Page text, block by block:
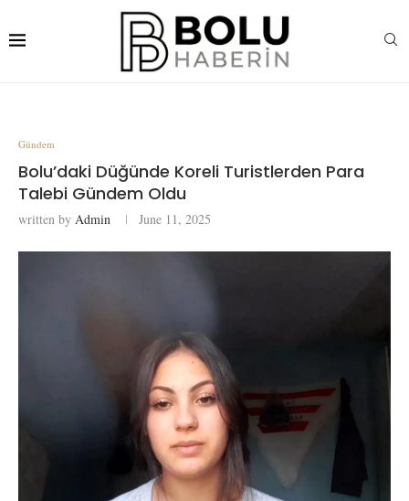
Gündem
Bolu’daki Düğünde Koreli Turistlerden Para
Talebi Gündem Oldu
written by Admin June 11, 2025